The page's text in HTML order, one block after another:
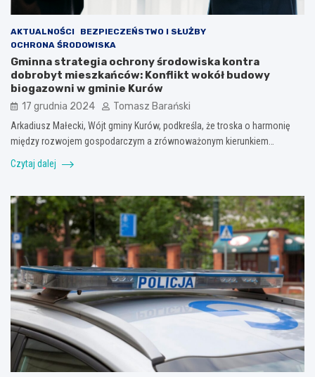
AKTUALNOŚCI
BEZPIECZEŃSTWO I SŁUŻBY
OCHRONA ŚRODOWISKA
Gminna strategia ochrony środowiska kontra
dobrobyt mieszkańców: Konflikt wokół budowy
biogazowni w gminie Kurów
17 grudnia 2024 Tomasz Barański
Arkadiusz Małecki, Wójt gminy Kurów, podkreśla, że troska o harmonię
między rozwojem gospodarczym a zrównoważonym kierunkiem…
Czytaj dalej